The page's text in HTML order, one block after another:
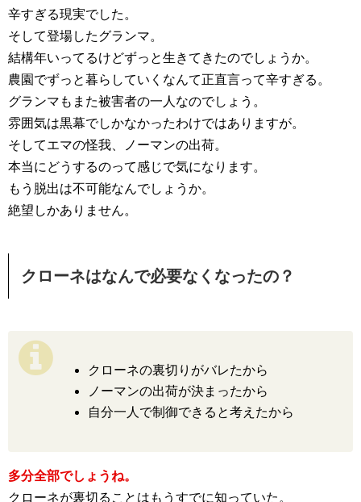
辛すぎる現実でした。
そして登場したグランマ。
結構年いってるけどずっと生きてきたのでしょうか。
農園でずっと暮らしていくなんて正直言って辛すぎる。
グランマもまた被害者の一人なのでしょう。
雰囲気は黒幕でしかなかったわけではありますが。
そしてエマの怪我、ノーマンの出荷。
本当にどうするのって感じで気になります。
もう脱出は不可能なんでしょうか。
絶望しかありません。
クローネはなんで必要なくなったの？
クローネの裏切りがバレたから
ノーマンの出荷が決まったから
自分一人で制御できると考えたから
多分全部でしょうね。
クローネが裏切ることはもうすでに知っていた。